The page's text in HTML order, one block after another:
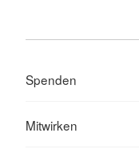
Spenden
Mitwirken